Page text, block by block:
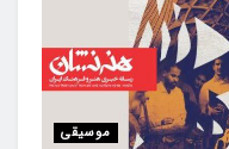
موسیقی